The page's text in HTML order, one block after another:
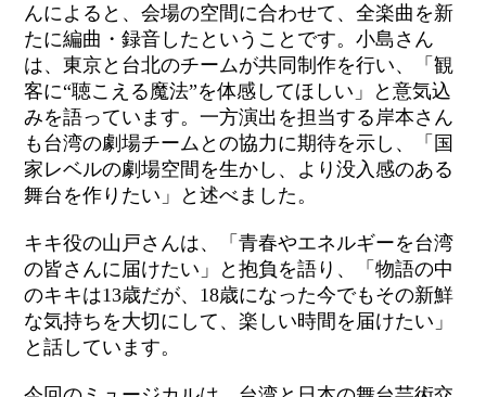
んによると、会場の空間に合わせて、全楽曲を新
たに編曲・録音したということです。小島さん
は、東京と台北のチームが共同制作を行い、「観
客に“聴こえる魔法”を体感してほしい」と意気込
みを語っています。一方演出を担当する岸本さん
も台湾の劇場チームとの協力に期待を示し、「国
家レベルの劇場空間を生かし、より没入感のある
舞台を作りたい」と述べました。
キキ役の山戸さんは、「青春やエネルギーを台湾
の皆さんに届けたい」と抱負を語り、「物語の中
のキキは13歳だが、18歳になった今でもその新鮮
な気持ちを大切にして、楽しい時間を届けたい」
と話しています。